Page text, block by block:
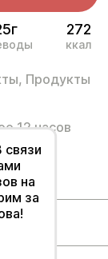
272
ккал
Продукты
12 часов
на
за